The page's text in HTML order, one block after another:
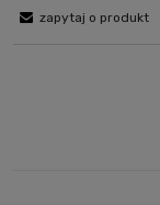
zapytaj o produkt